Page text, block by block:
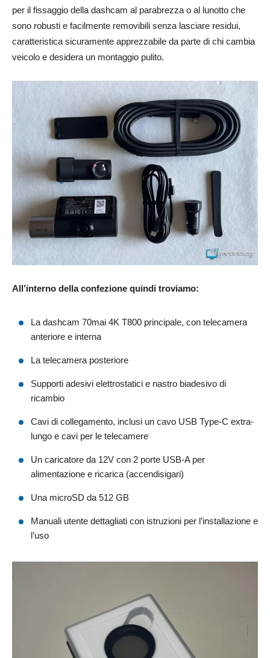
per il fissaggio della dashcam al parabrezza o al lunotto che
sono robusti e facilmente removibili senza lasciare residui,
caratteristica sicuramente apprezzabile da parte di chi cambia
veicolo e desidera un montaggio pulito.
All’interno della confezione quindi troviamo:
La dashcam 70mai 4K T800 principale, con telecamera
anteriore e interna
La telecamera posteriore
Supporti adesivi elettrostatici e nastro biadesivo di
ricambio
Cavi di collegamento, inclusi un cavo USB Type-C extra-
lungo e cavi per le telecamere
Un caricatore da 12V con 2 porte USB-A per
alimentazione e ricarica (accendisigari)
Una microSD da 512 GB
Manuali utente dettagliati con istruzioni per l’installazione e
l’uso